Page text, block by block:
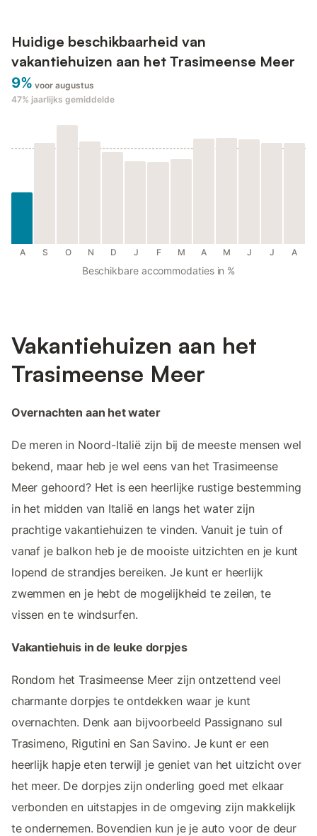
Huidige beschikbaarheid van
vakantiehuizen aan het Trasimeense Meer
9% voor augustus
47% jaarlijks gemiddelde
A S O N D J F M A M J J A
Beschikbare accommodaties in %
Vakantiehuizen aan het
Trasimeense Meer
Overnachten aan het water
De meren in Noord-Italië zijn bij de meeste mensen wel
bekend, maar heb je wel eens van het Trasimeense
Meer gehoord? Het is een heerlijke rustige bestemming
in het midden van Italië en langs het water zijn
prachtige vakantiehuizen te vinden. Vanuit je tuin of
vanaf je balkon heb je de mooiste uitzichten en je kunt
lopend de strandjes bereiken. Je kunt er heerlijk
zwemmen en je hebt de mogelijkheid te zeilen, te
vissen en te windsurfen.
Vakantiehuis in de leuke dorpjes
Rondom het Trasimeense Meer zijn ontzettend veel
charmante dorpjes te ontdekken waar je kunt
overnachten. Denk aan bijvoorbeeld Passignano sul
Trasimeno, Rigutini en San Savino. Je kunt er een
heerlijk hapje eten terwijl je geniet van het uitzicht over
het meer. De dorpjes zijn onderling goed met elkaar
verbonden en uitstapjes in de omgeving zijn makkelijk
te ondernemen. Bovendien kun je je auto voor de deur